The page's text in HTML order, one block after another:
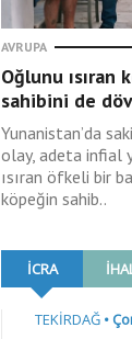
AVRUPA
Oğlunu ısıran
sahibini de
Yunanistan’da
olay, adeta infial
ısıran öfkeli bir
köpeğin sahib..